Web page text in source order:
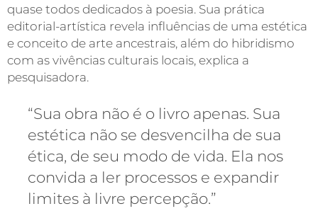
quase todos dedicados à poesia. Sua prática
editorial-artística revela influências de uma estética
e conceito de arte ancestrais, além do hibridismo
com as vivências culturais locais, explica a
pesquisadora.
“Sua obra não é o livro apenas. Sua
estética não se desvencilha de sua
ética, de seu modo de vida. Ela nos
convida a ler processos e expandir
limites à livre percepção.”